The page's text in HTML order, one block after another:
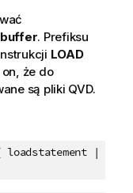
buffer. Prefiksu
LOAD
że do
są pliki QVD.
|